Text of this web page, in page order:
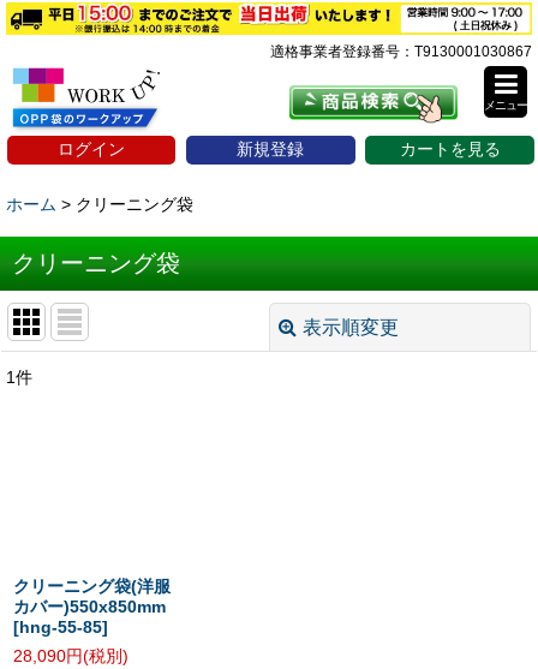
適格事業者登録番号：T9130001030867
ログイン 新規登録 カートを見る
メニュー
ホーム > クリーニング袋
クリーニング袋
表示順変更
1件
クリーニング袋(洋服
カバー)550x850mm
[hng-55-85]
28,090円(税別)